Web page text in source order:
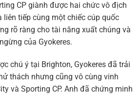
CP giành được hai chức vô địch
liên tiếp cùng một chiếc cúp quốc
rõ ràng cho tài năng xuất chúng và
của Gyokeres.
chú ý tại Brighton, Gyokeres đã trải
thách nhưng cũng vô cùng vinh
và Sporting CP. Anh đã chứng minh